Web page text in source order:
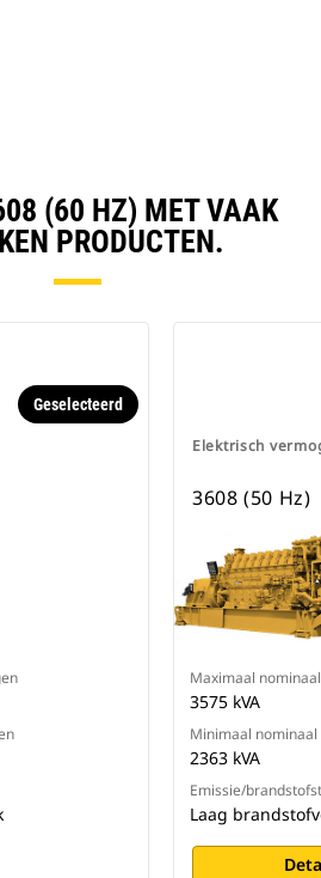
(60 HZ) MET VAAK
PRODUCTEN.
Geselecteerd
Elektrisch
3608 (50 Hz)
Maximaal
3575 kVA
Minimaal
2363 kVA
Emissie/
Laag